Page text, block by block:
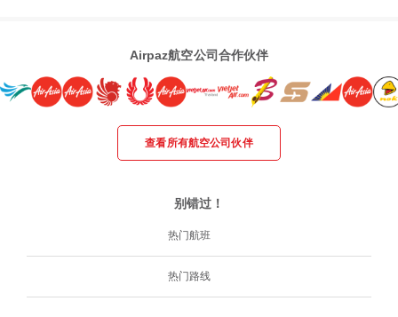
Airpaz航空公司合作伙伴
查看所有航空公司伙伴
别错过！
热门航班
热门路线